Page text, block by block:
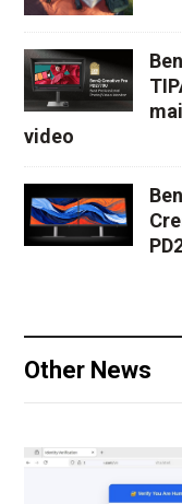
video
Other News